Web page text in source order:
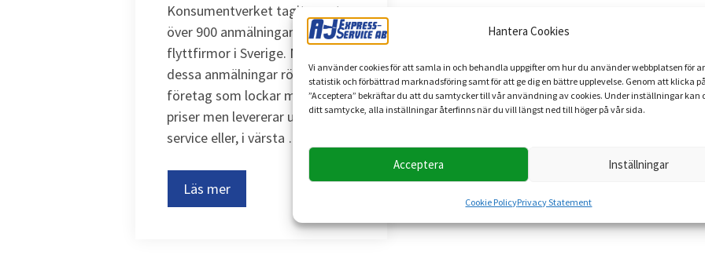
Hantera Cookies
Vi använder cookies för att samla in och behandla uppgifter om hur du använder webbplatsen för
statistik och förbättrad marknadsföring samt för att ge dig en bättre upplevelse. Genom att klicka på
”Acceptera” bekräftar du att du samtycker till vår användning av cookies. Under inställningar kan
ditt samtycke, alla inställningar återfinns när du vill längst ned till höger på vår sida.
Acceptera Inställningar
Cookie PolicyPrivacy Statement
Konsumentverket tagit emot
över 900 anmälningar mot
flyttfirmor i Sverige. Många av
dessa anmälningar rör oseriösa
företag som lockar med låga
priser men levererar undermålig
service eller, i värsta …
Läs mer